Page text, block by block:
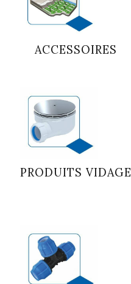
ACCESSOIRES
PRODUITS VIDAGE